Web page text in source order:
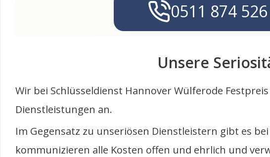
0511 874 526
Unsere
Wir bei Schlüsseldienst Hannover Wülferode
Dienstleistungen an.
Im Gegensatz zu unseriösen Dienstleistern gibt es
kommunizieren alle Kosten offen und ehrlich und